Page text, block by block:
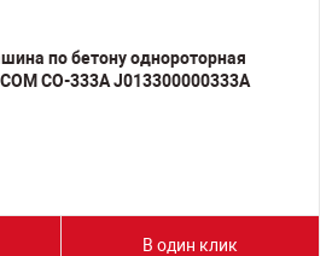
по бетону однороторная
CО-333А J013300000333A
В один клик